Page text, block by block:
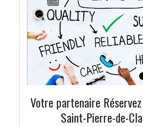
Votre partenaire
Saint-Pierre-de-